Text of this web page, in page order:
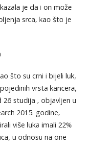
je da i on može
srca, kao što je
što su crni i bijeli luk,
vrsta kancera,
26 studija , objavljen u
2015. godine,
više luka imali 22%
u odnosu na one